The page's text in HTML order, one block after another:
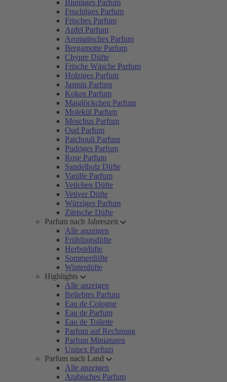
Blumiges Parfum
Fruchtiges Parfum
Frisches Parfum
Apfel Parfum
Aromatisches Parfum
Bergamotte Parfum
Chypre Düfte
Frische Wäsche Parfum
Holziges Parfum
Jasmin Parfum
Kokos Parfum
Maiglöckchen Parfum
Molekül Parfum
Moschus Parfum
Oud Parfum
Patchouli Parfum
Pudriges Parfum
Rose Parfum
Sandelholz Düfte
Vanille Parfum
Veilchen Düfte
Vetiver Düfte
Würziges Parfum
Zitrische Düfte
Parfum nach Jahreszeit
Alle anzeigen
Frühlingsdüfte
Herbstdüfte
Sommerdüfte
Winterdüfte
Highlights
Alle anzeigen
Beliebtes Parfum
Eau de Cologne
Eau de Parfum
Eau de Toilette
Parfum auf Rechnung
Parfum Miniaturen
Unisex Parfum
Parfum nach Land
Alle anzeigen
Arabisches Parfum